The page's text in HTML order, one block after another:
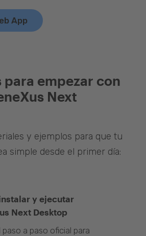
App
para empezar con
Next
y ejemplos para que tu
simple desde el primer día:
y ejecutar
Next Desktop
paso a paso oficial para